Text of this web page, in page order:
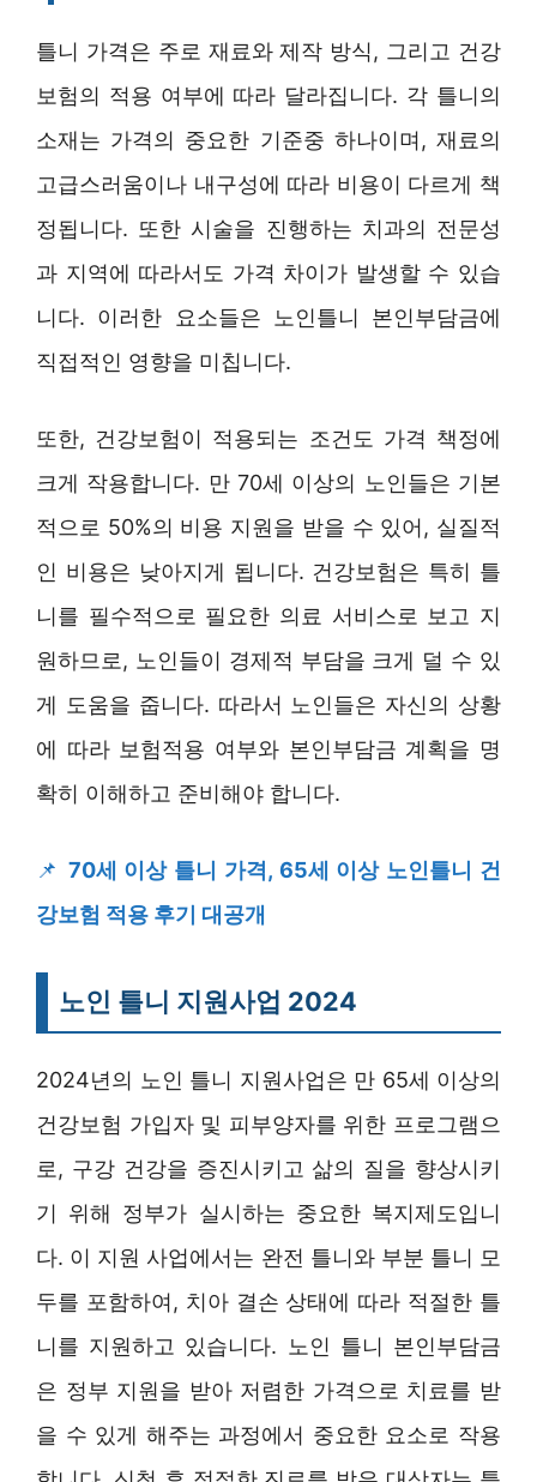
틀니 가격은 주로 재료와 제작 방식, 그리고 건강
보험의 적용 여부에 따라 달라집니다. 각 틀니의
소재는 가격의 중요한 기준중 하나이며, 재료의
고급스러움이나 내구성에 따라 비용이 다르게 책
정됩니다. 또한 시술을 진행하는 치과의 전문성
과 지역에 따라서도 가격 차이가 발생할 수 있습
니다. 이러한 요소들은 노인틀니 본인부담금에
직접적인 영향을 미칩니다.
또한, 건강보험이 적용되는 조건도 가격 책정에
크게 작용합니다. 만 70세 이상의 노인들은 기본
적으로 50%의 비용 지원을 받을 수 있어, 실질적
인 비용은 낮아지게 됩니다. 건강보험은 특히 틀
니를 필수적으로 필요한 의료 서비스로 보고 지
원하므로, 노인들이 경제적 부담을 크게 덜 수 있
게 도움을 줍니다. 따라서 노인들은 자신의 상황
에 따라 보험적용 여부와 본인부담금 계획을 명
확히 이해하고 준비해야 합니다.
📌 70세 이상 틀니 가격, 65세 이상 노인틀니 건
강보험 적용 후기 대공개
노인 틀니 지원사업 2024
2024년의 노인 틀니 지원사업은 만 65세 이상의
건강보험 가입자 및 피부양자를 위한 프로그램으
로, 구강 건강을 증진시키고 삶의 질을 향상시키
기 위해 정부가 실시하는 중요한 복지제도입니
다. 이 지원 사업에서는 완전 틀니와 부분 틀니 모
두를 포함하여, 치아 결손 상태에 따라 적절한 틀
니를 지원하고 있습니다. 노인 틀니 본인부담금
은 정부 지원을 받아 저렴한 가격으로 치료를 받
을 수 있게 해주는 과정에서 중요한 요소로 작용